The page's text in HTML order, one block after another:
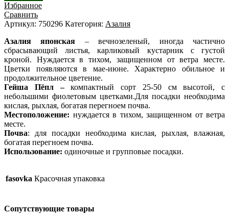
Избранное
Сравнить
Артикул: 750296 Категория: Азалия
Азалия японская – вечнозеленый, иногда частично
сбрасывающий листья, карликовый кустарник с густой
кроной. Нуждается в тихом, защищенном от ветра месте.
Цветки появляются в мае-июне. Характерно обильное и
продолжительное цветение.
Гейша Пёпл –компактный сорт 25-50 см высотой, с
небольшими фиолетовым цветками.Для посадки необходима
кислая, рыхлая, богатая перегноем почва.
Местоположение: нуждается в тихом, защищенном от ветра
месте.
Почва: для посадки необходима кислая, рыхлая, влажная,
богатая перегноем почва.
Использование: одиночные и групповые посадки.
fasovka Красочная упаковка
Сопутствующие товары